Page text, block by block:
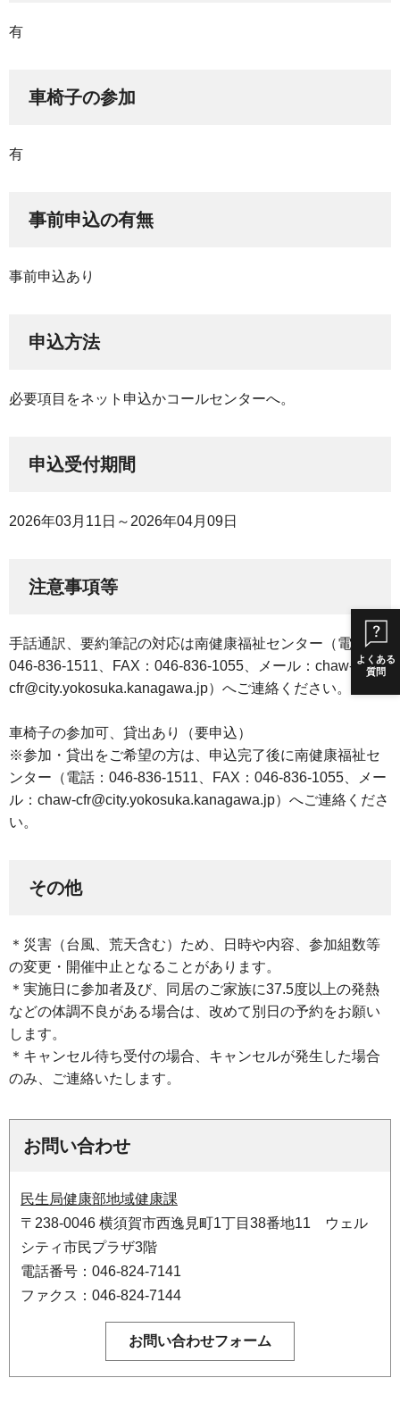
よくある
質問
有
車椅子の参加
有
事前申込の有無
事前申込あり
申込方法
必要項目をネット申込かコールセンターへ。
申込受付期間
2026年03月11日～2026年04月09日
注意事項等
手話通訳、要約筆記の対応は南健康福祉センター（電話：
046-836-1511、FAX：046-836-1055、メール：chaw-
cfr@city.yokosuka.kanagawa.jp）へご連絡ください。
車椅子の参加可、貸出あり（要申込）
※参加・貸出をご希望の方は、申込完了後に南健康福祉セ
ンター（電話：046-836-1511、FAX：046-836-1055、メー
ル：chaw-cfr@city.yokosuka.kanagawa.jp）へご連絡くださ
い。
その他
＊災害（台風、荒天含む）ため、日時や内容、参加組数等
の変更・開催中止となることがあります。
＊実施日に参加者及び、同居のご家族に37.5度以上の発熱
などの体調不良がある場合は、改めて別日の予約をお願い
します。
＊キャンセル待ち受付の場合、キャンセルが発生した場合
のみ、ご連絡いたします。
お問い合わせ
民生局健康部地域健康課
〒238-0046 横須賀市西逸見町1丁目38番地11 ウェル
シティ市民プラザ3階
電話番号：046-824-7141
ファクス：046-824-7144